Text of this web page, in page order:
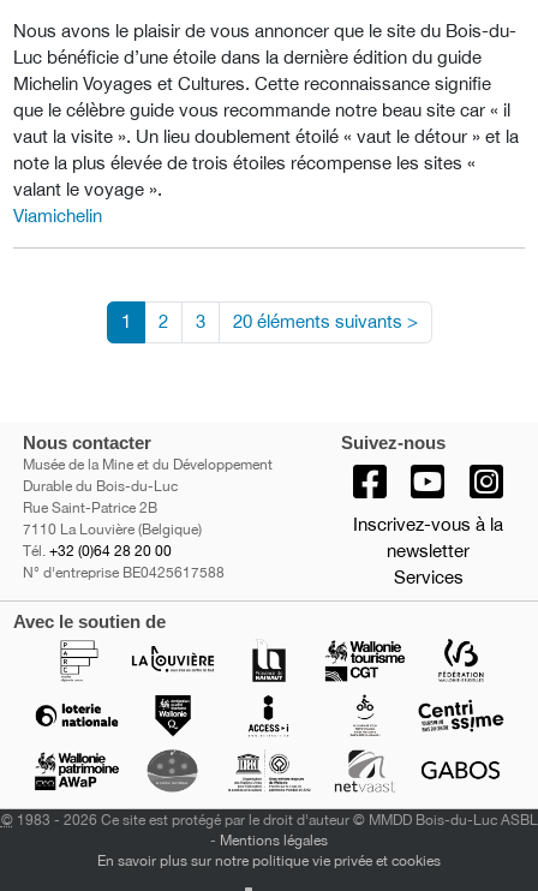
Nous avons le plaisir de vous annoncer que le site du Bois-du-
Luc bénéficie d’une étoile dans la dernière édition du guide
Michelin Voyages et Cultures. Cette reconnaissance signifie
que le célèbre guide vous recommande notre beau site car « il
vaut la visite ». Un lieu doublement étoilé « vaut le détour » et la
note la plus élevée de trois étoiles récompense les sites «
valant le voyage ».
Viamichelin
1 2 3 20 éléments suivants >
Nous contacter
Musée de la Mine et du Développement
Durable du Bois-du-Luc
Rue Saint-Patrice 2B
7110 La Louvière (Belgique)
Tél. +32 (0)64 28 20 00
N° d'entreprise BE0425617588
Suivez-nous
Inscrivez-vous à la
newsletter
Services
Avec le soutien de
©1983 - 2026 Ce site est protégé par le droit d'auteur © MMDD Bois-du-Luc ASBL
- Mentions légales
En savoir plus sur notre politique vie privée et cookies